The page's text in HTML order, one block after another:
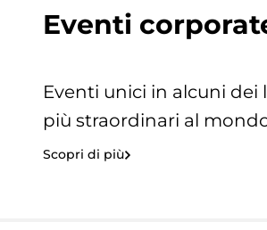
Eventi
Eventi unici in alcuni dei
più straordinari al
Scopri di più